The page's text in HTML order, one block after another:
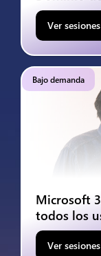
Ver sesiones
Bajo demanda
Microsoft
todos los
Ver sesiones